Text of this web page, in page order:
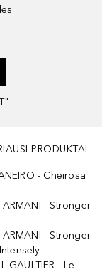
PRODUKTAI
- Cheirosa
ARMANI - Stronger
ARMANI - Stronger
GAULTIER - Le